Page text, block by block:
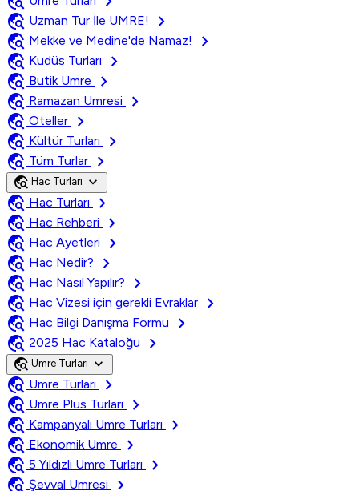
travel_explore Uzman Tur İle UMRE!
chevron_right
travel_explore Mekke ve Medine'de Namaz!
chevron_right
travel_explore Kudüs Turları
chevron_right
travel_explore Butik Umre
chevron_right
travel_explore Ramazan Umresi
chevron_right
travel_explore Oteller
chevron_right
travel_explore Kültür Turları
chevron_right
travel_explore Tüm Turlar chevron_right
travel_explore Hac Turları expand_more
travel_explore Hac Turları
chevron_right
travel_explore Hac Rehberi
chevron_right
travel_explore Hac Ayetleri
chevron_right
travel_explore Hac Nedir?
chevron_right
travel_explore Hac Nasıl Yapılır?
chevron_right
travel_explore Hac Vizesi için gerekli Evraklar
chevron_right
travel_explore Hac Bilgi Danışma Formu
chevron_right
travel_explore 2025 Hac Kataloğu chevron_right
travel_explore Umre Turları expand_more
travel_explore Umre Turları
chevron_right
travel_explore Umre Plus Turları
chevron_right
travel_explore Kampanyalı Umre Turları
chevron_right
travel_explore Ekonomik Umre
chevron_right
travel_explore 5 Yıldızlı Umre Turları
chevron_right
travel_explore Şevval Umresi
chevron_right